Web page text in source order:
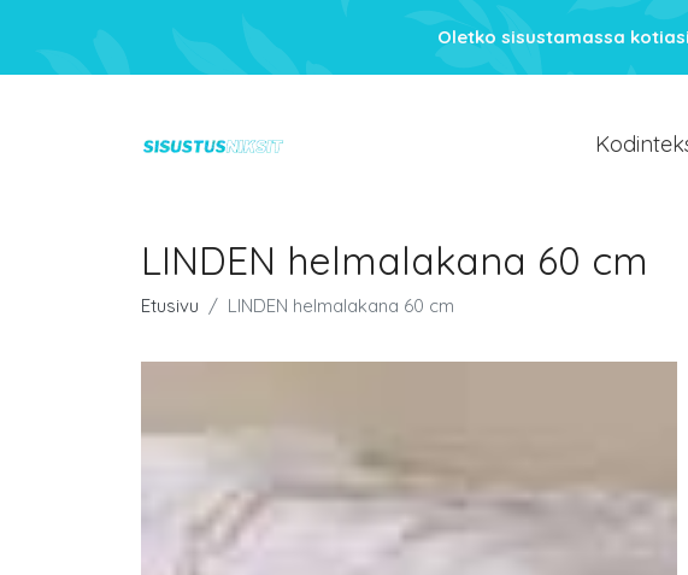
Oletko sisustamassa
LINDEN helmalakana 60 cm
Etusivu LINDEN helmalakana 60 cm